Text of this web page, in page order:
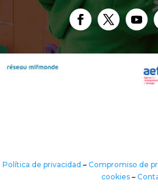
Política de privacidad – Compromiso de
cookies –